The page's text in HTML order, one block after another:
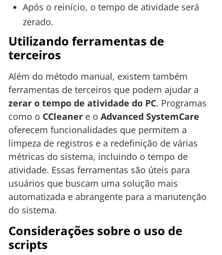
Após o reinício, o tempo de atividade será
zerado.
Utilizando ferramentas de
terceiros
Além do método manual, existem também
ferramentas de terceiros que podem ajudar a
zerar o tempo de atividade do PC. Programas
como o CCleaner e o Advanced SystemCare
oferecem funcionalidades que permitem a
limpeza de registros e a redefinição de várias
métricas do sistema, incluindo o tempo de
atividade. Essas ferramentas são úteis para
usuários que buscam uma solução mais
automatizada e abrangente para a manutenção
do sistema.
Considerações sobre o uso de
scripts